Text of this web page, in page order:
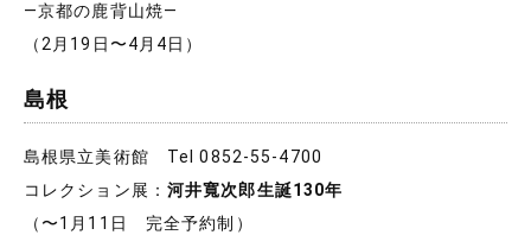
―京都の鹿背山焼―
（2月19日〜4月4日）
島根
島根県立美術館 Tel 0852-55-4700
コレクション展： 河井寬次郎生誕130年
（〜1月11日 完全予約制）